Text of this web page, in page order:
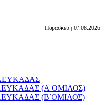
Παρασκευή 07.08.2026
(Α΄ΟΜΙΛΟΣ)
(Β΄ΟΜΙΛΟΣ)